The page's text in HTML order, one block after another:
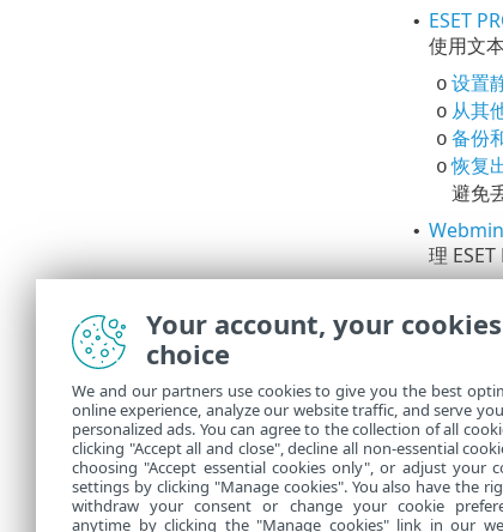
• ESET
使用文
o 设置
o 从其
o 备份
o恢复
避免
•
理
升级、
ESET
如果您
• ESET
Your account, your cookies
choice
We and our partners use cookies to give you the best
online experience, analyze our website traffic, and serve
personalized ads. You can agree to the collection of all
clicking "Accept all and close", decline all non-essential
choosing "Accept essential cookies only", or adjust your
settings by clicking "Manage cookies". You also have the
withdraw your consent or change your cookie
anytime by clicking the "Manage cookies" link in our